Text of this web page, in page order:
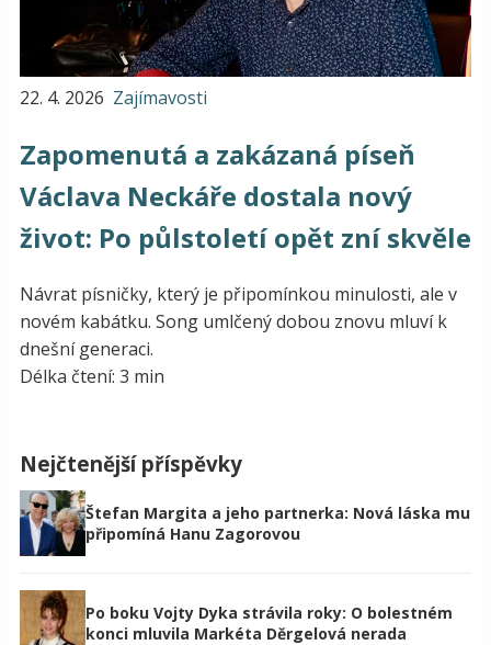
22. 4. 2026 Zajímavosti
Zapomenutá a zakázaná píseň
Václava Neckáře dostala nový
život: Po půlstoletí opět zní skvěle
Návrat písničky, který je připomínkou minulosti, ale v
novém kabátku. Song umlčený dobou znovu mluví k
dnešní generaci.
Délka čtení: 3 min
Nejčtenější příspěvky
Štefan Margita a jeho partnerka: Nová láska mu
připomíná Hanu Zagorovou
Po boku Vojty Dyka strávila roky: O bolestném
konci mluvila Markéta Děrgelová nerada